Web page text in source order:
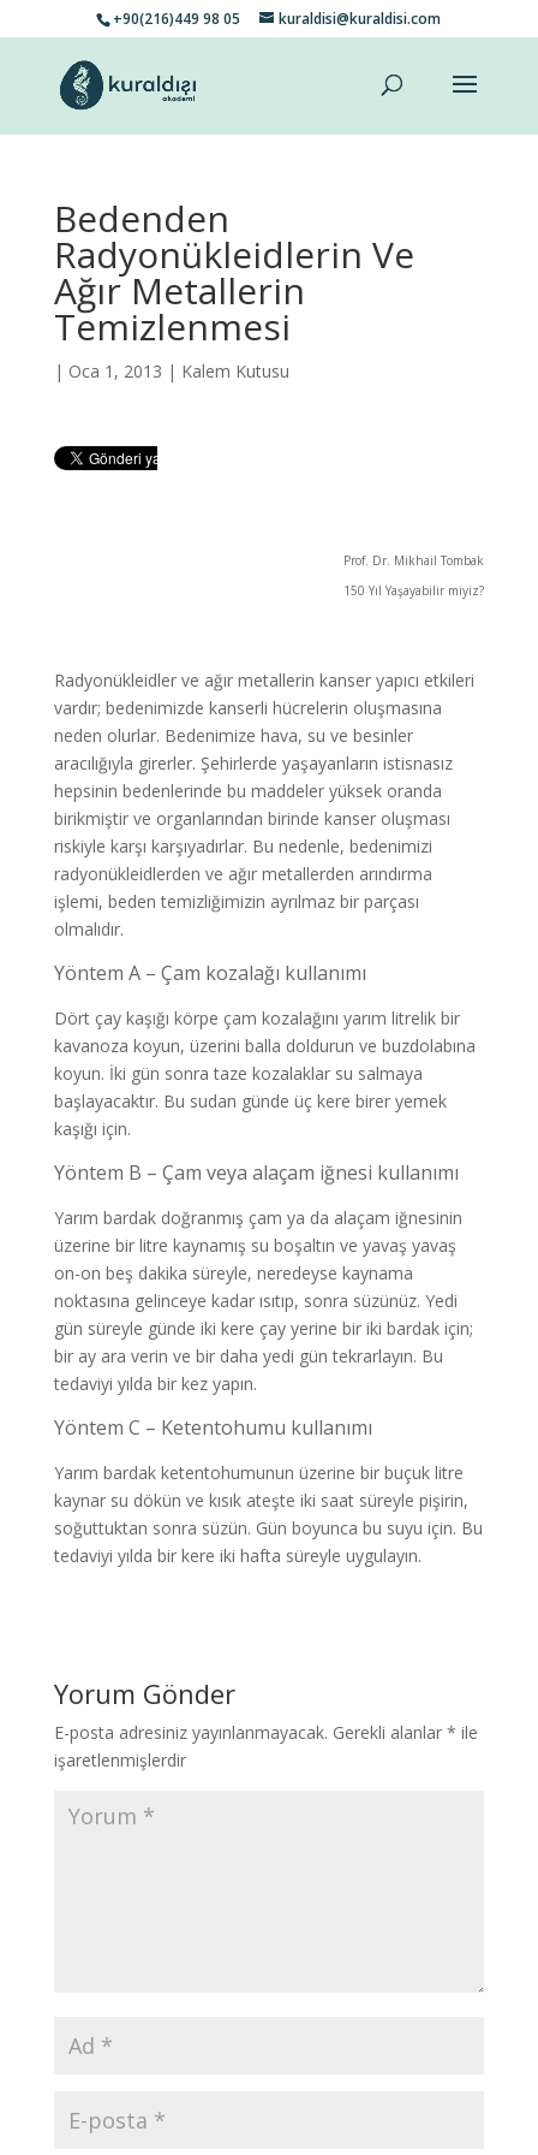
+90(216)449 98 05 kuraldisi@kuraldisi.com
Bedenden
Radyonükleidlerin Ve
Ağır Metallerin
Temizlenmesi
| Oca 1, 2013 | Kalem Kutusu
Prof. Dr. Mikhail Tombak
150 Yıl Yaşayabilir miyiz?
Radyonükleidler ve ağır metallerin kanser yapıcı etkileri
vardır; bedenimizde kanserli hücrelerin oluşmasına
neden olurlar. Bedenimize hava, su ve besinler
aracılığıyla girerler. Şehirlerde yaşayanların istisnasız
hepsinin bedenlerinde bu maddeler yüksek oranda
birikmiştir ve organlarından birinde kanser oluşması
riskiyle karşı karşıyadırlar. Bu nedenle, bedenimizi
radyonükleidlerden ve ağır metallerden arındırma
işlemi, beden temizliğimizin ayrılmaz bir parçası
olmalıdır.
Yöntem A – Çam kozalağı kullanımı
Dört çay kaşığı körpe çam kozalağını yarım litrelik bir
kavanoza koyun, üzerini balla doldurun ve buzdolabına
koyun. İki gün sonra taze kozalaklar su salmaya
başlayacaktır. Bu sudan günde üç kere birer yemek
kaşığı için.
Yöntem B – Çam veya alaçam iğnesi kullanımı
Yarım bardak doğranmış çam ya da alaçam iğnesinin
üzerine bir litre kaynamış su boşaltın ve yavaş yavaş
on-on beş dakika süreyle, neredeyse kaynama
noktasına gelinceye kadar ısıtıp, sonra süzünüz. Yedi
gün süreyle günde iki kere çay yerine bir iki bardak için;
bir ay ara verin ve bir daha yedi gün tekrarlayın. Bu
tedaviyi yılda bir kez yapın.
Yöntem C – Ketentohumu kullanımı
Yarım bardak ketentohumunun üzerine bir buçuk litre
kaynar su dökün ve kısık ateşte iki saat süreyle pişirin,
soğuttuktan sonra süzün. Gün boyunca bu suyu için. Bu
tedaviyi yılda bir kere iki hafta süreyle uygulayın.
Yorum Gönder
E-posta adresiniz yayınlanmayacak. Gerekli alanlar * ile
işaretlenmişlerdir